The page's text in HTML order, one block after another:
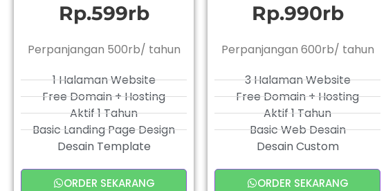
Rp.599rb
Perpanjangan 500rb/ tahun
1 Halaman Website
Free Domain + Hosting
Aktif 1 Tahun
Basic Landing Page Design
Desain Template
ORDER SEKARANG
Rp.990rb
Perpanjangan 600rb/ tahun
3 Halaman Website
Free Domain + Hosting
Aktif 1 Tahun
Basic Web Desain
Desain Custom
ORDER SEKARANG